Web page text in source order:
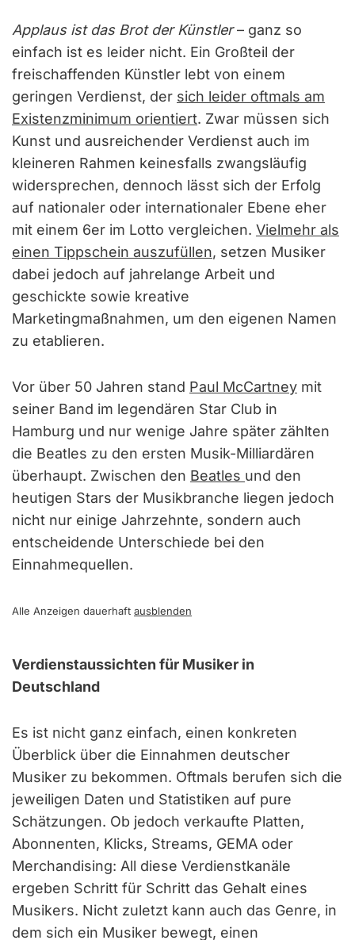
Applaus ist das Brot der Künstler– ganz so
einfach ist es leider nicht. Ein Großteil der
freischaffenden Künstler lebt von einem
geringen Verdienst, der sich leider oftmals am
Existenzminimum orientiert. Zwar müssen sich
Kunst und ausreichender Verdienst auch im
kleineren Rahmen keinesfalls zwangsläufig
widersprechen, dennoch lässt sich der Erfolg
auf nationaler oder internationaler Ebene eher
mit einem 6er im Lotto vergleichen. Vielmehr als
einen Tippschein auszufüllen, setzen Musiker
dabei jedoch auf jahrelange Arbeit und
geschickte sowie kreative
Marketingmaßnahmen, um den eigenen Namen
zu etablieren.
Vor über 50 Jahren stand Paul McCartney mit
seiner Band im legendären Star Club in
Hamburg und nur wenige Jahre später zählten
die Beatles zu den ersten Musik-Milliardären
überhaupt. Zwischen den Beatles und den
heutigen Stars der Musikbranche liegen jedoch
nicht nur einige Jahrzehnte, sondern auch
entscheidende Unterschiede bei den
Einnahmequellen.
Alle Anzeigen dauerhaft ausblenden
Verdienstaussichten für Musiker in
Deutschland
Es ist nicht ganz einfach, einen konkreten
Überblick über die Einnahmen deutscher
Musiker zu bekommen. Oftmals berufen sich die
jeweiligen Daten und Statistiken auf pure
Schätzungen. Ob jedoch verkaufte Platten,
Abonnenten, Klicks, Streams, GEMA oder
Merchandising: All diese Verdienstkanäle
ergeben Schritt für Schritt das Gehalt eines
Musikers. Nicht zuletzt kann auch das Genre, in
dem sich ein Musiker bewegt, einen